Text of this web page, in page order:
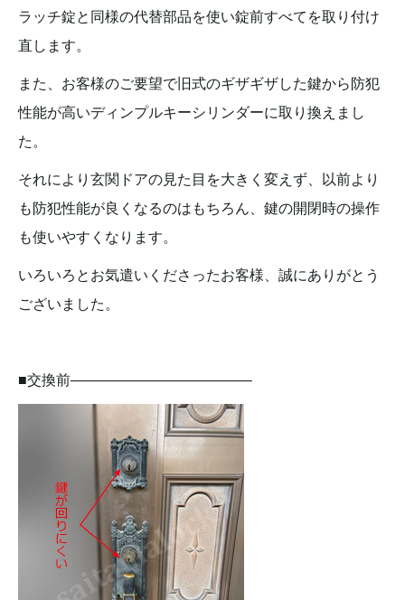
ラッチ錠と同様の代替部品を使い錠前すべてを取り付け
直します。
また、お客様のご要望で旧式のギザギザした鍵から防犯
性能が高いディンプルキーシリンダーに取り換えまし
た。
それにより玄関ドアの見た目を大きく変えず、以前より
も防犯性能が良くなるのはもちろん、鍵の開閉時の操作
も使いやすくなります。
いろいろとお気遣いくださったお客様、誠にありがとう
ございました。
■交換前————————————–